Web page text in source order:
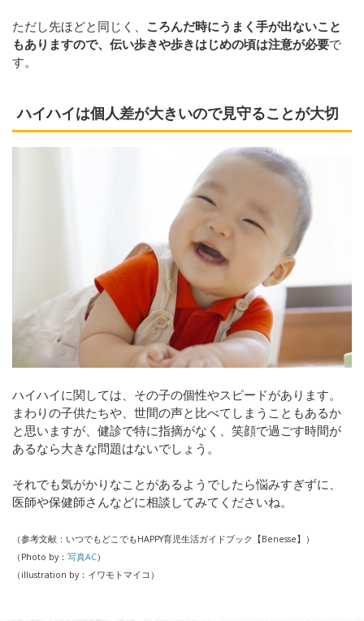
ただし先ほどと同じく、 ころんだ時にうまく手が出ないこと
もありますので、伝い歩きや歩きはじめの頃は注意が必要で
す。
ハイハイは個人差が大きいので見守ることが大切
ハイハイに関しては、その子の個性やスピードがあります。
まわりの子供たちや、世間の声と比べてしまうこともあるか
と思いますが、健診で特に指摘がなく、笑顔で過ごす時間が
あるなら大きな問題はないでしょう。
それでも気がかりなことがあるようでしたら悩みすぎずに、
医師や保健師さんなどに相談してみてくださいね。
（参考文献：いつでもどこでもHAPPY育児生活ガイドブック【Benesse】）
（Photo by： 写真AC）
（illustration by：イワモトマイコ）